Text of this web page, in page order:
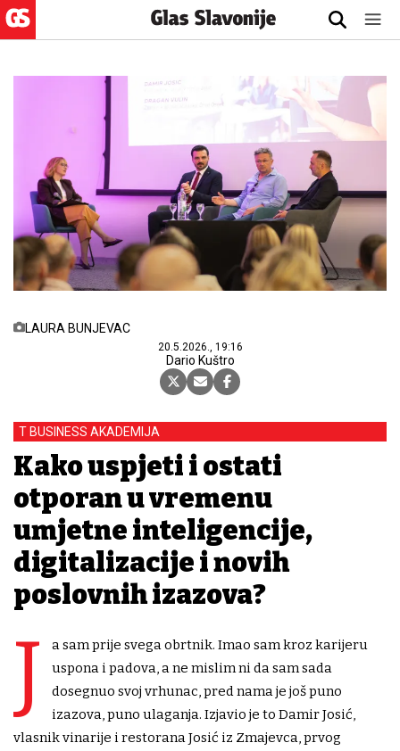
LAURA BUNJEVAC
20.5.2026., 19:16
Dario Kuštro
T BUSINESS AKADEMIJA
Kako uspjeti i ostati
otporan u vremenu
umjetne inteligencije,
digitalizacije i novih
poslovnih izazova?
J
a sam prije svega obrtnik. Imao sam kroz karijeru
uspona i padova, a ne mislim ni da sam sada
dosegnuo svoj vrhunac, pred nama je još puno
izazova, puno ulaganja. Izjavio je to Damir Josić,
vlasnik vinarije i restorana Josić iz Zmajevca, prvog